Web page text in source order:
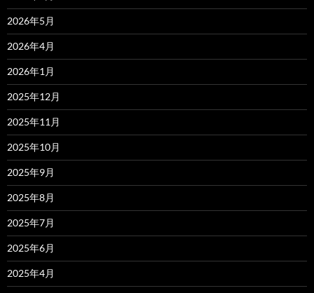
2026年5月
2026年4月
2026年1月
2025年12月
2025年11月
2025年10月
2025年9月
2025年8月
2025年7月
2025年6月
2025年4月